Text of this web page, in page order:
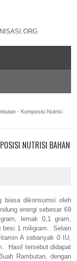
- Komposisi Nutrisi
NUTRISI BAHAN
biasa dikonsumsi oleh
energi sebesar 69
lemak 0,1 gram,
besi 1 miligram. Selain
A sebanyak 0 IU,
Hasil tersebut didapat
Rambutan, dengan